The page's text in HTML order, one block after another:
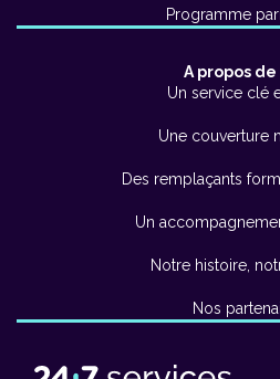
Programme
A propos de
Un service clé
Une couverture
Des remplaçants
Un
Notre histoire,
Nos